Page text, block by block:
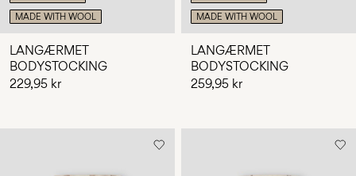
MADE WITH WOOL
LANGÆRMET
BODYSTOCKING
229,95 kr
MADE WITH WOOL
LANGÆRMET
BODYSTOCKING
259,95 kr